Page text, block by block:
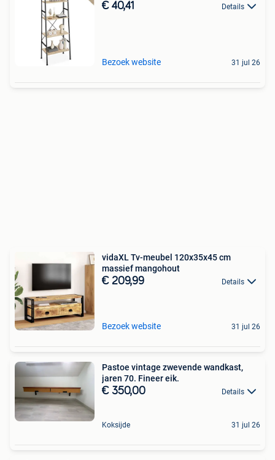
€ 40,41 Details
Bezoek website 31 jul 26
vidaXL Tv-meubel 120x35x45 cm
massief mangohout
€ 209,99 Details
Bezoek website 31 jul 26
Pastoe vintage zwevende wandkast,
jaren 70. Fineer eik.
€ 350,00 Details
Koksijde 31 jul 26